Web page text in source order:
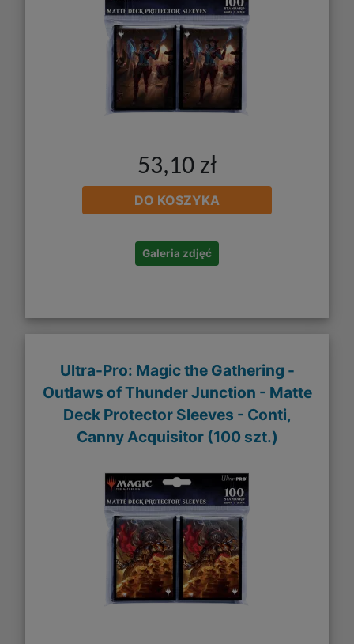
53,10 zł
DO KOSZYKA
Galeria zdjęć
Ultra-Pro: Magic the Gathering -
Outlaws of Thunder Junction - Matte
Deck Protector Sleeves - Conti,
Canny Acquisitor (100 szt.)